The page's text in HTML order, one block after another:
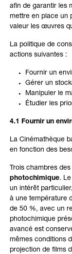
afin de garantir les
mettre en place un
valeur les œuvres
La politique de
actions suivantes :
Fournir un
Gérer un
Manipuler le
Étudier les
4.1 Fournir un
La Cinémathèque
en fonction des
Trois chambres
photochimique.
un intérêt
à une température
de 50 %, avec un
photochimique
avancé est
mêmes conditions
projection de films